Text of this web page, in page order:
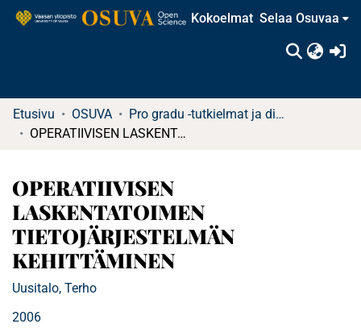
Kokoelmat Selaa Osuvaa
Etusivu OSUVA
Pro gradu -tutkielmat ja diplomityöt (rajattu saatavuus)
OPERATIIVISEN LASKENTATOIMEN TIETOJÄRJESTELMÄN KEHITTÄMINEN
OPERATIIVISEN
LASKENTATOIMEN
TIETOJÄRJESTELMÄN
KEHITTÄMINEN
Uusitalo, Terho
2006